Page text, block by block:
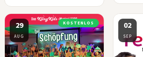
29
AUG
KOSTENLOS 02
SEP